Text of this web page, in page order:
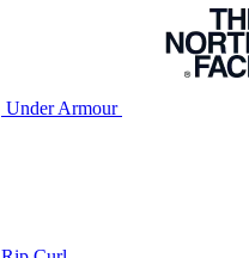
Under Armour